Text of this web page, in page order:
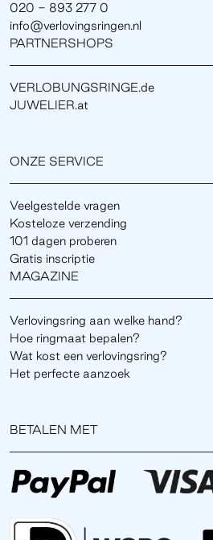
020 - 893 277 0
info@verlovingsringen.nl
PARTNERSHOPS
VERLOBUNGSRINGE.de
JUWELIER.at
ONZE SERVICE
Veelgestelde vragen
Kosteloze verzending
101 dagen proberen
Gratis inscriptie
MAGAZINE
Verlovingsring aan welke hand?
Hoe ringmaat bepalen?
Wat kost een verlovingsring?
Het perfecte aanzoek
BETALEN MET